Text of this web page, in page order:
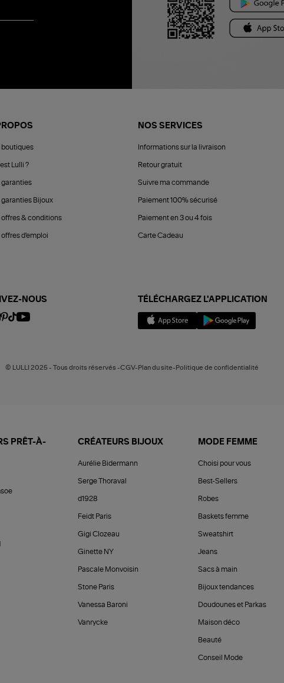
boutiques
Lulli ?
garanties
garanties Bijoux
offres & conditions
offres d'emploi
NOS SERVICES
Informations sur la livraison
Retour gratuit
Suivre ma commande
Paiement 100% sécurisé
Paiement en 3 ou 4 fois
Carte Cadeau
NOUS TÉLÉCHARGEZ L'APPLICATION
© LULLI 2025 - Tous droits réservés -CGV-Plan du site-Politique de confidentialité
PRÊT-À-
CRÉATEURS BIJOUX
Aurélie Bidermann
Serge Thoraval
d1928
Feidt Paris
Gigi Clozeau
Ginette NY
Pascale Monvoisin
Stone Paris
Vanessa Baroni
Vanrycke
MODE FEMME
Choisi pour vous
Best-Sellers
Robes
Baskets femme
Sweatshirt
Jeans
Sacs à main
Bijoux tendances
Doudounes et Parkas
Maison déco
Beauté
Conseil Mode